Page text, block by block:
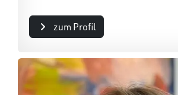
zum Profil